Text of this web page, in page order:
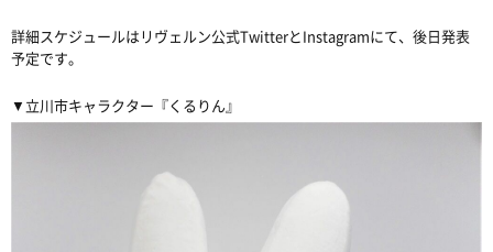
詳細スケジュールはリヴェルン公式TwitterとInstagramにて、後日発表
予定です。
▼ 立川市キャラクター『くるりん』